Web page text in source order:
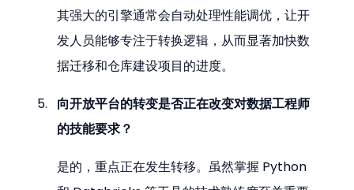
其强大的引擎通常会自动处理性能调优，让开
发人员能够专注于转换逻辑，从而显著加快数
据迁移和仓库建设项目的进度。
向开放平台的转变是否正在改变对数据工程师
的技能要求？
是的，重点正在发生转移。虽然掌握 Python